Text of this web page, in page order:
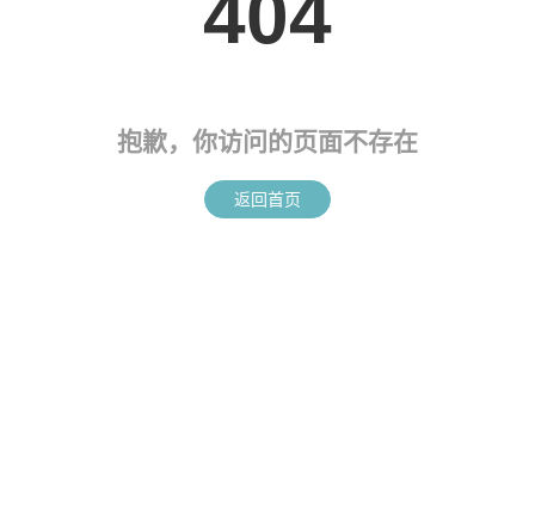
抱歉，你访问的页面不存在
返回首页